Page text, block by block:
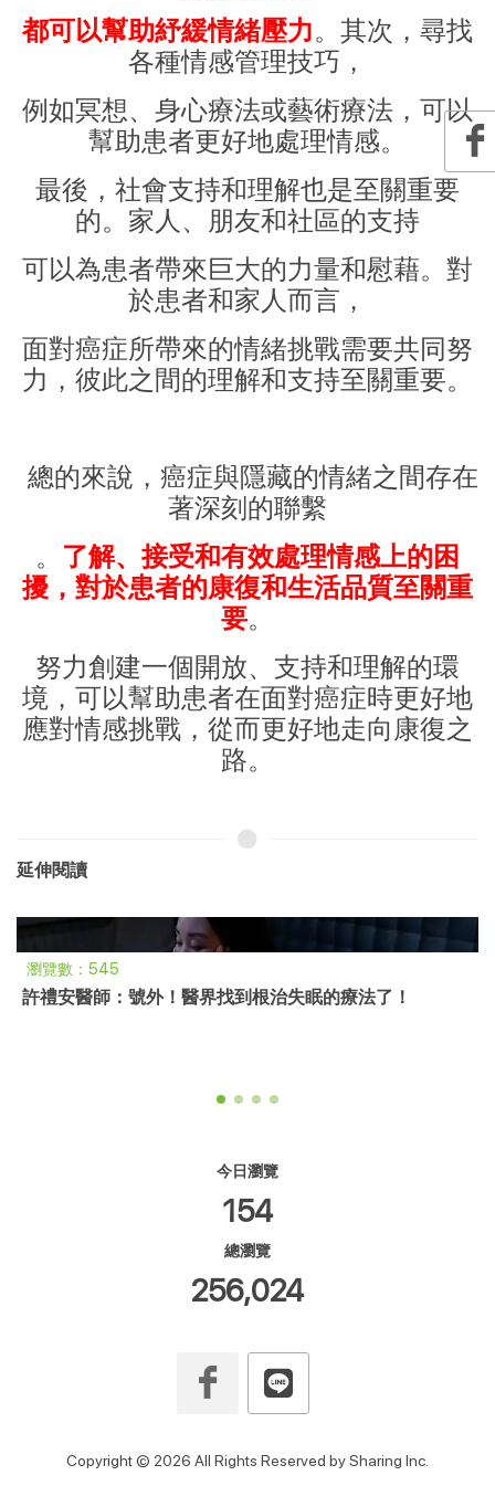
都可以幫助紓緩情緒壓力。其次，尋找
各種情感管理技巧，
例如冥想、身心療法或藝術療法，可以
幫助患者更好地處理情感。
最後，社會支持和理解也是至關重要
的。家人、朋友和社區的支持
可以為患者帶來巨大的力量和慰藉。對
於患者和家人而言，
面對癌症所帶來的情緒挑戰需要共同努
力，彼此之間的理解和支持至關重要。
總的來說，癌症與隱藏的情緒之間存在
著深刻的聯繫
。 了解、接受和有效處理情感上的困
擾，對於患者的康復和生活品質至關重
要。
努力創建一個開放、支持和理解的環
境，可以幫助患者在面對癌症時更好地
應對情感挑戰，從而更好地走向康復之
路。
延伸閱讀
瀏覽數：545
許禮安醫師：號外！醫界找到根治失眠的療法了！
今日瀏覽
154
總瀏覽
256,024
Copyright © 2026 All Rights Reserved by Sharing Inc.